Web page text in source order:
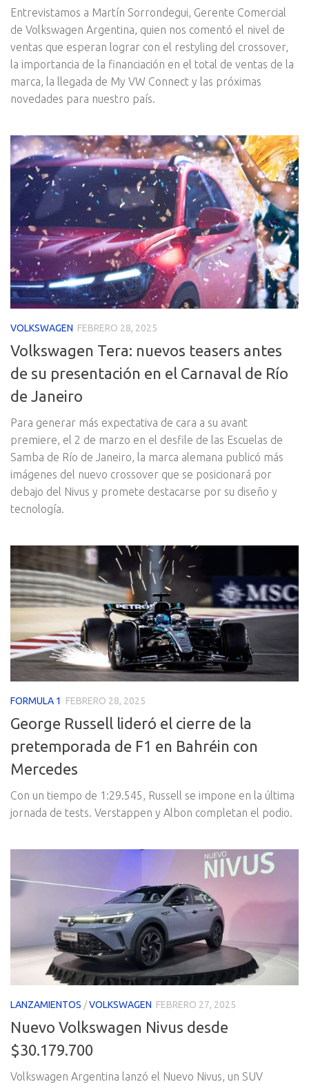
Entrevistamos a Martín Sorrondegui, Gerente Comercial
de Volkswagen Argentina, quien nos comentó el nivel de
ventas que esperan lograr con el restyling del crossover,
la importancia de la financiación en el total de ventas de la
marca, la llegada de My VW Connect y las próximas
novedades para nuestro país.
VOLKSWAGEN FEBRERO 28, 2025
Volkswagen Tera: nuevos teasers antes
de su presentación en el Carnaval de Río
de Janeiro
Para generar más expectativa de cara a su avant
premiere, el 2 de marzo en el desfile de las Escuelas de
Samba de Río de Janeiro, la marca alemana publicó más
imágenes del nuevo crossover que se posicionará por
debajo del Nivus y promete destacarse por su diseño y
tecnología.
FORMULA 1 FEBRERO 28, 2025
George Russell lideró el cierre de la
pretemporada de F1 en Bahréin con
Mercedes
Con un tiempo de 1:29.545, Russell se impone en la última
jornada de tests. Verstappen y Albon completan el podio.
LANZAMIENTOS /VOLKSWAGEN FEBRERO 27, 2025
Nuevo Volkswagen Nivus desde
$30.179.700
Volkswagen Argentina lanzó el Nuevo Nivus, un SUV